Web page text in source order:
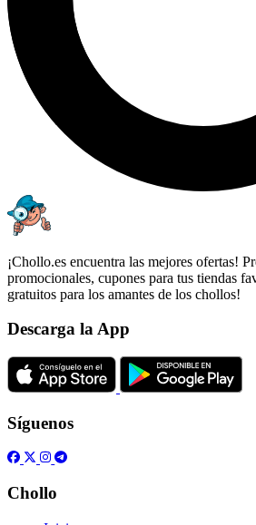
¡Chollo.es encuentra las mejores ofertas!
promocionales, cupones para tus tiendas
gratuitos para los amantes de los chollos!
Descarga la App
Síguenos
Chollo